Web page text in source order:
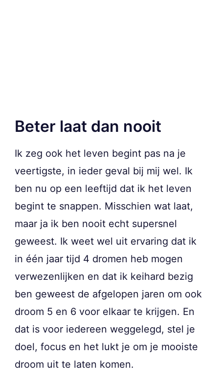
Beter laat dan nooit
Ik zeg ook het leven begint pas na je
veertigste, in ieder geval bij mij wel. Ik
ben nu op een leeftijd dat ik het leven
begint te snappen. Misschien wat laat,
maar ja ik ben nooit echt supersnel
geweest. Ik weet wel uit ervaring dat ik
in één jaar tijd 4 dromen heb mogen
verwezenlijken en dat ik keihard bezig
ben geweest de afgelopen jaren om ook
droom 5 en 6 voor elkaar te krijgen. En
dat is voor iedereen weggelegd, stel je
doel, focus en het lukt je om je mooiste
droom uit te laten komen.